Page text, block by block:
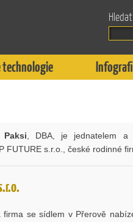
technologie
Paksi , DBA, je jednatelem a
FUTURE s.r.o., české rodinné
firma se sídlem v Přerově